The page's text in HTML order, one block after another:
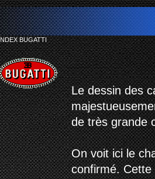
BUGATTI
Le dessin des
de très grande
On voit ici le
confirmé.